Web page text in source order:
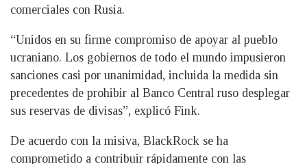
comerciales con Rusia.
“Unidos en su firme compromiso de apoyar al pueblo
ucraniano. Los gobiernos de todo el mundo impusieron
sanciones casi por unanimidad, incluida la medida sin
precedentes de prohibir al Banco Central ruso desplegar
sus reservas de divisas”, explicó Fink.
De acuerdo con la misiva, BlackRock se ha
comprometido a contribuir rápidamente con las